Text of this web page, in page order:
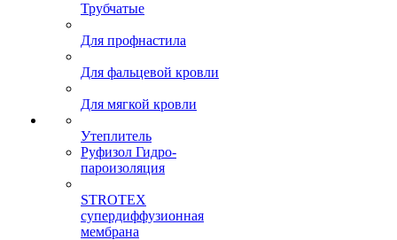
Трубчатые
Для профнастила
Для фальцевой кровли
Для мягкой кровли
Утеплитель
Руфизол Гидро-
пароизоляция
STROTEX
супердиффузионная
мембрана